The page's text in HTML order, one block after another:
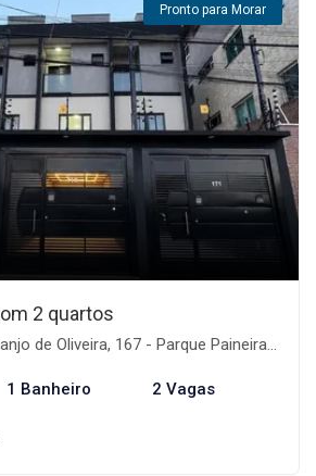
Pronto para Morar
2 quartos
Oliveira, 167 - Parque Paineiras, São Paulo-SP
1 Banheiro 2 Vagas